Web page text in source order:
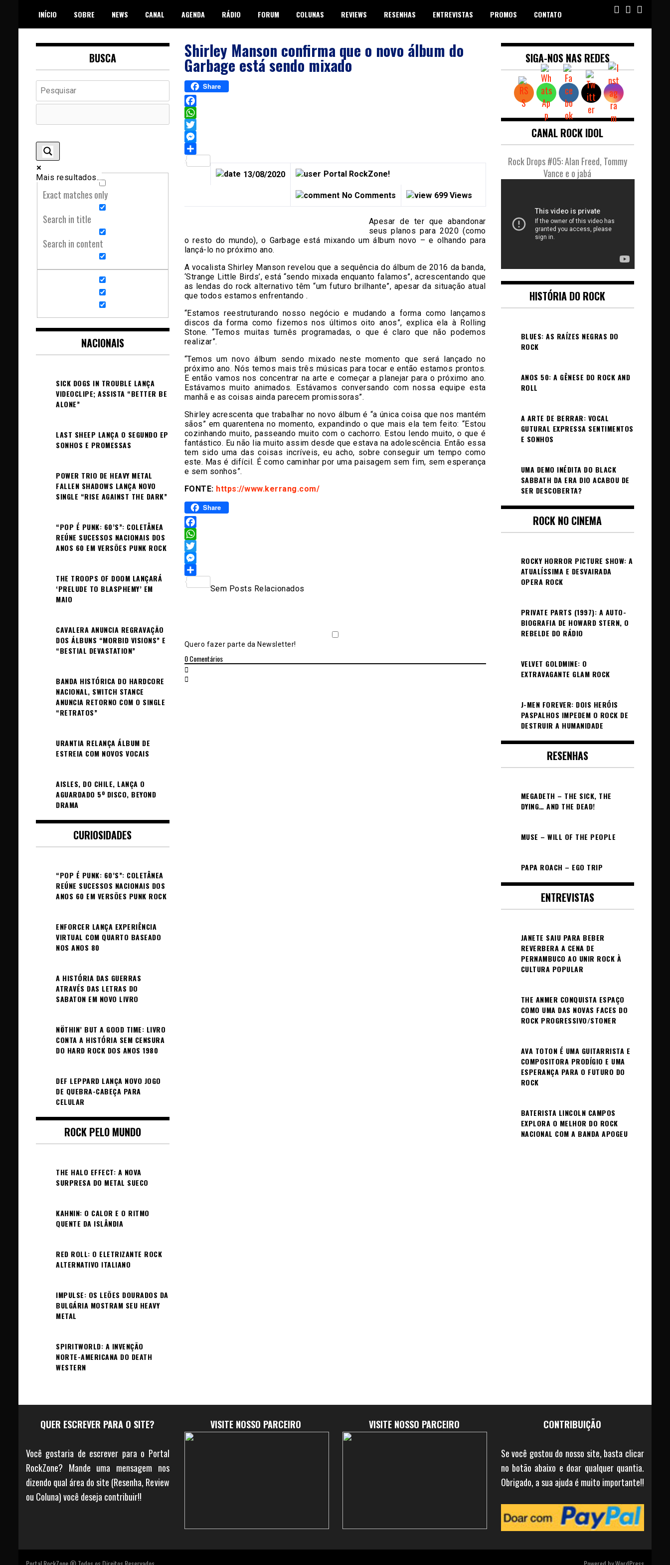
content
INÍCIO SOBRE NEWS CANAL AGENDA RÁDIO FORUM COLUNAS REVIEWS RESENHAS ENTREVISTAS PROMOS CONTATO
Shirley Manson confirma que o novo álbum do
Garbage está sendo mixado
Share
Facebook
WhatsApp
Twitter
Messenger
Share
13/08/2020 Portal RockZone!
No Comments 699 Views
Apesar de ter que abandonar
seus planos para 2020 (como
o resto do mundo), o Garbage está mixando um álbum novo – e olhando para
lançá-lo no próximo ano.
A vocalista Shirley Manson revelou que a sequência do álbum de 2016 da banda,
‘Strange Little Birds’, está “sendo mixada enquanto falamos”, acrescentando que
as lendas do rock alternativo têm “um futuro brilhante”, apesar da situação atual
que todos estamos enfrentando .
“Estamos reestruturando nosso negócio e mudando a forma como lançamos
discos da forma como fizemos nos últimos oito anos”, explica ela à Rolling
Stone. “Temos muitas turnês programadas, o que é claro que não podemos
realizar”.
“Temos um novo álbum sendo mixado neste momento que será lançado no
próximo ano. Nós temos mais três músicas para tocar e então estamos prontos.
E então vamos nos concentrar na arte e começar a planejar para o próximo ano.
Estávamos muito animados. Estávamos conversando com nossa equipe esta
manhã e as coisas ainda parecem promissoras”.
Shirley acrescenta que trabalhar no novo álbum é “a única coisa que nos mantém
sãos” em quarentena no momento, expandindo o que mais ela tem feito: “Estou
cozinhando muito, passeando muito com o cachorro. Estou lendo muito, o que é
fantástico. Eu não lia muito assim desde que estava na adolescência. Então essa
tem sido uma das coisas incríveis, eu acho, sobre conseguir um tempo como
este. Mas é difícil. É como caminhar por uma paisagem sem fim, sem esperança
e sem sonhos”.
FONTE: https://www.kerrang.com/
Share
Facebook
WhatsApp
Twitter
Messenger
Sem Posts Relacionados
Quero fazer parte da Newsletter!
0Comentários
BUSCA
Mais resultados...
Exact matches only
Search in title
Search in content
NACIONAIS
SICK DOGS IN TROUBLE LANÇA
VIDEOCLIPE; ASSISTA “BETTER BE
ALONE”
LAST SHEEP LANÇA O SEGUNDO EP
SONHOS E PROMESSAS
POWER TRIO DE HEAVY METAL
FALLEN SHADOWS LANÇA NOVO
SINGLE “RISE AGAINST THE DARK”
“POP É PUNK: 60’S”: COLETÂNEA
REÚNE SUCESSOS NACIONAIS DOS
ANOS 60 EM VERSÕES PUNK ROCK
THE TROOPS OF DOOM LANÇARÁ
‘PRELUDE TO BLASPHEMY’ EM
MAIO
CAVALERA ANUNCIA REGRAVAÇÃO
DOS ÁLBUNS “MORBID VISIONS” E
“BESTIAL DEVASTATION”
BANDA HISTÓRICA DO HARDCORE
NACIONAL, SWITCH STANCE
ANUNCIA RETORNO COM O SINGLE
“RETRATOS”
URANTIA RELANÇA ÁLBUM DE
ESTREIA COM NOVOS VOCAIS
AISLES, DO CHILE, LANÇA O
AGUARDADO 5º DISCO, BEYOND
DRAMA
CURIOSIDADES
“POP É PUNK: 60’S”: COLETÂNEA
REÚNE SUCESSOS NACIONAIS DOS
ANOS 60 EM VERSÕES PUNK ROCK
ENFORCER LANÇA EXPERIÊNCIA
VIRTUAL COM QUARTO BASEADO
NOS ANOS 80
A HISTÓRIA DAS GUERRAS
ATRAVÉS DAS LETRAS DO
SABATON EM NOVO LIVRO
NÖTHIN’ BUT A GOOD TIME: LIVRO
CONTA A HISTÓRIA SEM CENSURA
DO HARD ROCK DOS ANOS 1980
DEF LEPPARD LANÇA NOVO JOGO
DE QUEBRA-CABEÇA PARA
CELULAR
ROCK PELO MUNDO
THE HALO EFFECT: A NOVA
SURPRESA DO METAL SUECO
KAHNIN: O CALOR E O RITMO
QUENTE DA ISLÂNDIA
RED ROLL: O ELETRIZANTE ROCK
ALTERNATIVO ITALIANO
IMPULSE: OS LEÕES DOURADOS DA
BULGÁRIA MOSTRAM SEU HEAVY
METAL
SPIRITWORLD: A INVENÇÃO
NORTE-AMERICANA DO DEATH
WESTERN
SIGA-NOS NAS REDES
CANAL ROCK IDOL
Rock Drops #05: Alan Freed, Tommy
Vance e o jabá
HISTÓRIA DO ROCK
BLUES: AS RAÍZES NEGRAS DO
ROCK
ANOS 50: A GÊNESE DO ROCK AND
ROLL
A ARTE DE BERRAR: VOCAL
GUTURAL EXPRESSA SENTIMENTOS
E SONHOS
UMA DEMO INÉDITA DO BLACK
SABBATH DA ERA DIO ACABOU DE
SER DESCOBERTA?
ROCK NO CINEMA
ROCKY HORROR PICTURE SHOW: A
ATUALÍSSIMA E DESVAIRADA
OPERA ROCK
PRIVATE PARTS (1997): A AUTO-
BIOGRAFIA DE HOWARD STERN, O
REBELDE DO RÁDIO
VELVET GOLDMINE: O
EXTRAVAGANTE GLAM ROCK
J-MEN FOREVER: DOIS HERÓIS
PASPALHOS IMPEDEM O ROCK DE
DESTRUIR A HUMANIDADE
RESENHAS
MEGADETH – THE SICK, THE
DYING… AND THE DEAD!
MUSE – WILL OF THE PEOPLE
PAPA ROACH – EGO TRIP
ENTREVISTAS
JANETE SAIU PARA BEBER
REVERBERA A CENA DE
PERNAMBUCO AO UNIR ROCK À
CULTURA POPULAR
THE ANMER CONQUISTA ESPAÇO
COMO UMA DAS NOVAS FACES DO
ROCK PROGRESSIVO/STONER
AVA TOTON É UMA GUITARRISTA E
COMPOSITORA PRODÍGIO E UMA
ESPERANÇA PARA O FUTURO DO
ROCK
BATERISTA LINCOLN CAMPOS
EXPLORA O MELHOR DO ROCK
NACIONAL COM A BANDA APOGEU
QUER ESCREVER PARA O SITE?
Você gostaria de escrever para o Portal
RockZone? Mande uma mensagem nos
dizendo qual área do site (Resenha, Review
ou Coluna) você deseja contribuir!!
VISITE NOSSO PARCEIRO VISITE NOSSO PARCEIRO CONTRIBUIÇÃO
Se você gostou do nosso site, basta clicar
no botão abaixo e doar qualquer quantia.
Obrigado, a sua ajuda é muito importante!!